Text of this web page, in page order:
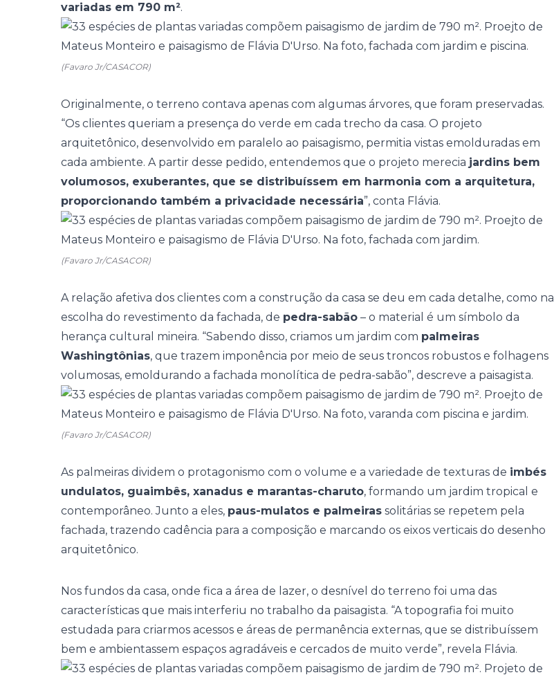
variadas em 790 m².
(Favaro Jr/CASACOR)
Originalmente, o terreno contava apenas com algumas árvores, que foram preservadas.
“Os clientes queriam a presença do verde em cada trecho da casa. O projeto
arquitetônico, desenvolvido em paralelo ao paisagismo, permitia vistas emolduradas em
cada ambiente. A partir desse pedido, entendemos que o projeto merecia jardins bem
volumosos, exuberantes, que se distribuíssem em harmonia com a arquitetura,
proporcionando também a privacidade necessária”, conta Flávia.
(Favaro Jr/CASACOR)
A relação afetiva dos clientes com a construção da casa se deu em cada detalhe, como na
escolha do revestimento da fachada, de pedra-sabão – o material é um símbolo da
herança cultural mineira. “Sabendo disso, criamos um jardim com palmeiras
Washingtônias, que trazem imponência por meio de seus troncos robustos e folhagens
volumosas, emoldurando a fachada monolítica de pedra-sabão”, descreve a paisagista.
(Favaro Jr/CASACOR)
As palmeiras dividem o protagonismo com o volume e a variedade de texturas de imbés
undulatos, guaimbês, xanadus e marantas-charuto, formando um jardim tropical e
contemporâneo. Junto a eles, paus-mulatos e palmeiras solitárias se repetem pela
fachada, trazendo cadência para a composição e marcando os eixos verticais do desenho
arquitetônico.
Nos fundos da casa, onde fica a área de lazer, o desnível do terreno foi uma das
características que mais interferiu no trabalho da paisagista. “A topografia foi muito
estudada para criarmos acessos e áreas de permanência externas, que se distribuíssem
bem e ambientassem espaços agradáveis e cercados de muito verde”, revela Flávia.